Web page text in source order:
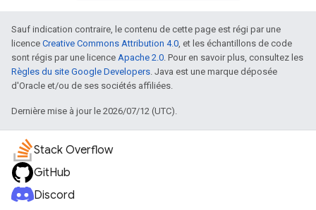
Sauf indication contraire, le contenu de cette page est régi par une
licence Creative Commons Attribution 4.0, et les échantillons de code
sont régis par une licence Apache 2.0. Pour en savoir plus, consultez les
Règles du site Google Developers. Java est une marque déposée
d'Oracle et/ou de ses sociétés affiliées.
Dernière mise à jour le 2026/07/12 (UTC).
Stack Overflow
GitHub
Discord